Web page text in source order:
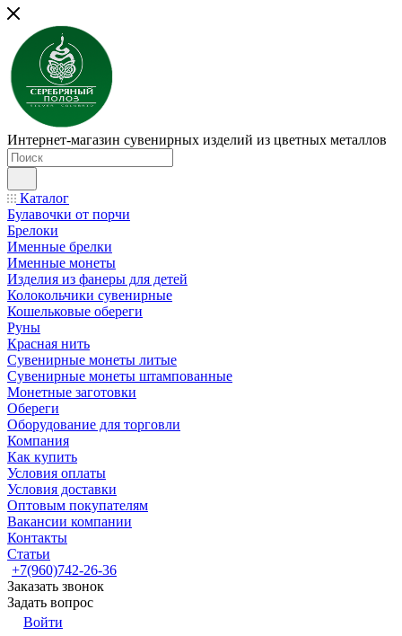
Интернет-магазин сувенирных изделий из цветных металлов
Каталог
Булавочки от порчи
Брелоки
Именные брелки
Именные монеты
Изделия из фанеры для детей
Колокольчики сувенирные
Кошельковые обереги
Руны
Красная нить
Сувенирные монеты литые
Сувенирные монеты штампованные
Монетные заготовки
Обереги
Оборудование для торговли
Компания
Как купить
Условия оплаты
Условия доставки
Оптовым покупателям
Вакансии компании
Контакты
Статьи
+7(960)742-26-36
Заказать звонок
Задать вопрос
Войти